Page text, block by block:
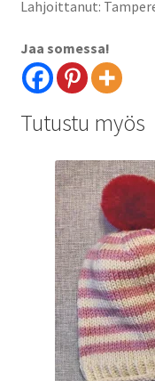
Lahjoittanut:
Jaa somessa!
Tutustu myös